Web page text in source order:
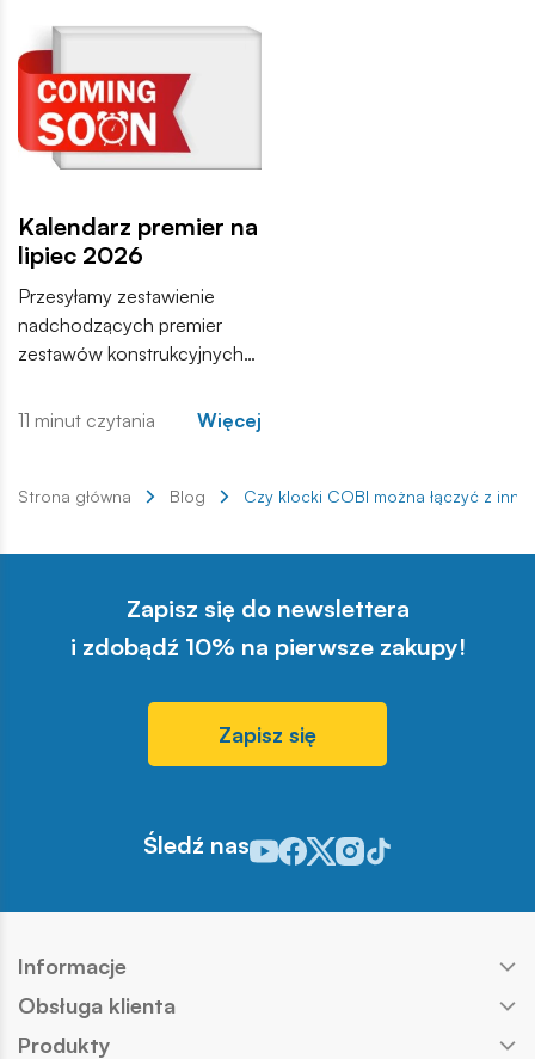
Kalendarz premier na
lipiec 2026
Przesyłamy zestawienie
nadchodzących premier
zestawów konstrukcyjnych
znajdują się zarówno
modele, które trafią do
tygodniach. Zachęcamy do
materiałami produktowymi.
11 minut czytania Więcej
Strona główna Blog Czy klocki COBI można łączyć z
Zapisz się do newslettera
i zdobądź 10% na pierwsze zakupy!
Zapisz się
Śledź nasOdwiedź nasz profil w serwisie
Odwiedź nasz profil w serwisie
Odwiedź nasz profil w
Odwiedź nasz profil w
Odwiedź nasz profil
Informacje
Obsługa klienta
Produkty